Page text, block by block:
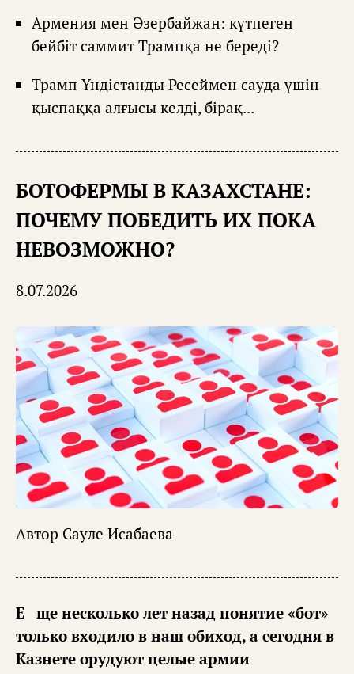
Армения мен Әзербайжан: күтпеген
бейбіт саммит Трампқа не береді?
Трамп Үндістанды Ресеймен сауда үшін
қыспаққа алғысы келді, бірақ...
БОТОФЕРМЫ В КАЗАХСТАНЕ:
ПОЧЕМУ ПОБЕДИТЬ ИХ ПОКА
НЕВОЗМОЖНО?
8.07.2026
Автор Сауле Исабаева
Еще несколько лет назад понятие «бот»
только входило в наш обиход, а сегодня в
Казнете орудуют целые армии